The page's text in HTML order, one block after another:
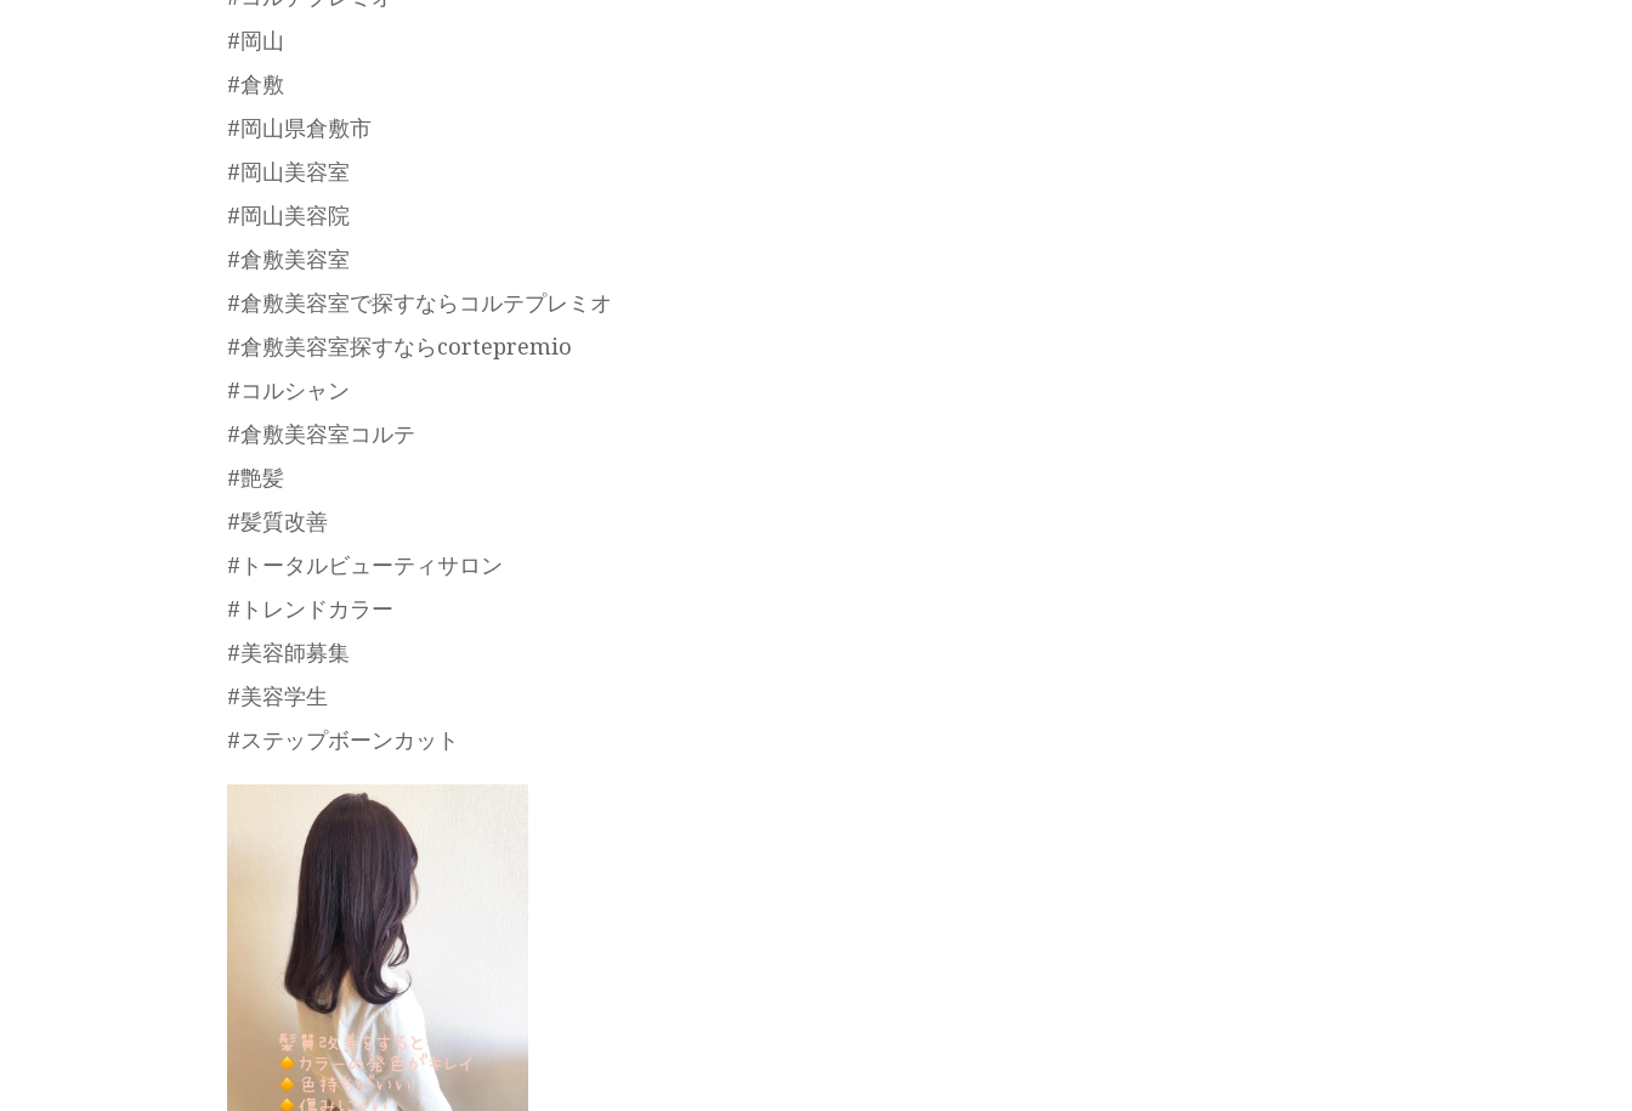
#岡山
#倉敷
#岡山県倉敷市
#岡山美容室
#岡山美容院
#倉敷美容室
#倉敷美容室で探すならコルテプレミオ
#倉敷美容室探すならcortepremio
#コルシャン
#倉敷美容室コルテ
#艶髪
#髪質改善
#トータルビューティサロン
#トレンドカラー
#美容師募集
#美容学生
#ステップボーンカット